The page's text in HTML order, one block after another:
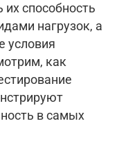
способность
нагрузок, а
условия
как
в самых